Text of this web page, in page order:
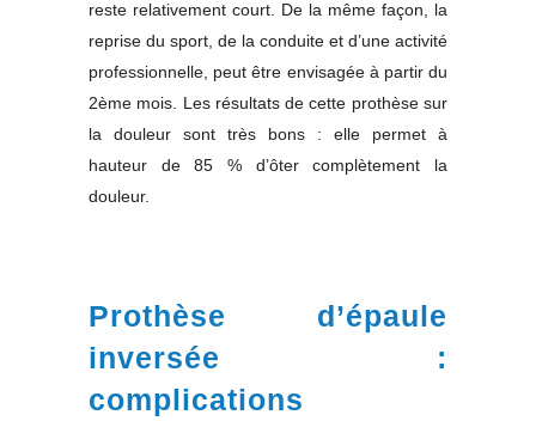
reste relativement court. De la même façon, la
reprise du sport, de la conduite et d’une activité
professionnelle, peut être envisagée à partir du
2ème mois. Les résultats de cette prothèse sur
la douleur sont très bons : elle permet à
hauteur de 85 % d’ôter complètement la
douleur.
Prothèse d’épaule
inversée :
complications